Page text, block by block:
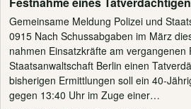
Gemeinsame Meldung Polizei und
0915 Nach Schussabgaben im März
nahmen Einsatzkräfte am
Staatsanwaltschaft Berlin einen
bisherigen Ermittlungen soll ein 40-
gegen 13:40 Uhr im Zuge einer…